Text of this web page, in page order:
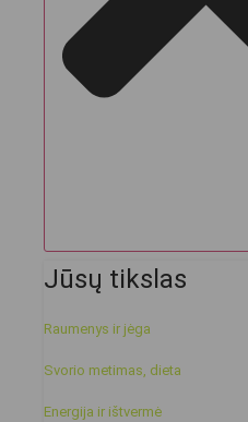
Jūsų tikslas
Raumenys ir jėga
Svorio metimas, dieta
Energija ir ištvermė